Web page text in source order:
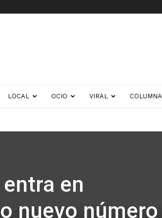
LOCAL OCIO VIRAL COLUMNA
en
nuevo número